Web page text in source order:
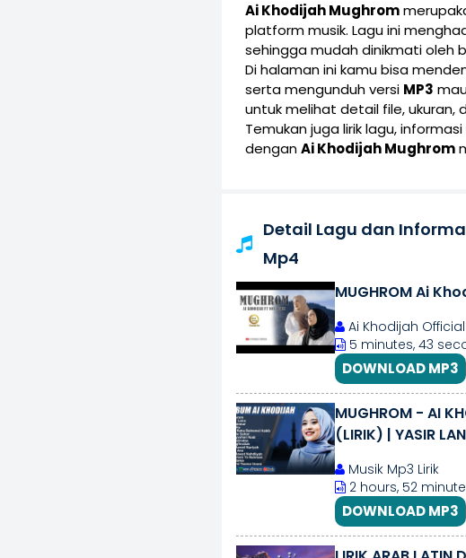
Ai Khodijah Mughrom
platform musik. Lagu ini
sehingga mudah dinikmati oleh
Di halaman ini kamu bisa
serta mengunduh versi MP3
untuk melihat detail file, ukuran,
Temukan juga lirik lagu,
denganAi Khodijah Mughrom
Detail Lagu dan
Mp4
MUGHROM Ai
Ai Khodijah Official
5 minutes, 43
DOWNLOAD MP3
MUGHROM - AI
(LIRIK) | YASIR
Musik Mp3 Lirik
2 hours, 52
DOWNLOAD MP3